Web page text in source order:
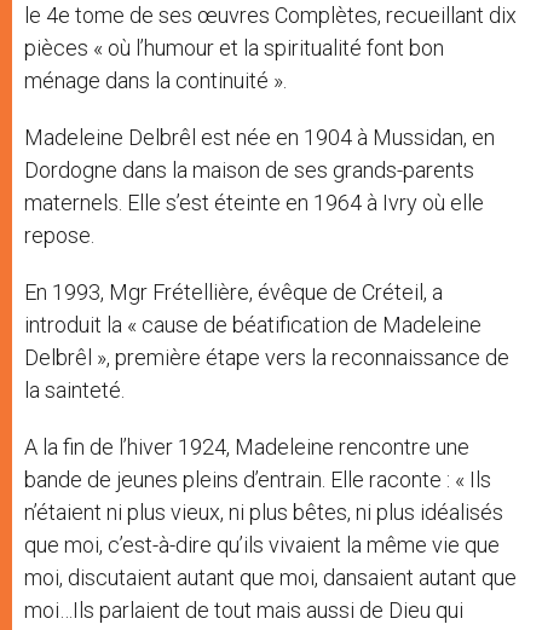
le 4e tome de ses œuvres Complètes, recueillant dix
pièces « où l’humour et la spiritualité font bon
ménage dans la continuité ».
Madeleine Delbrêl est née en 1904 à Mussidan, en
Dordogne dans la maison de ses grands-parents
maternels. Elle s’est éteinte en 1964 à Ivry où elle
repose.
En 1993, Mgr Frétellière, évêque de Créteil, a
introduit la « cause de béatification de Madeleine
Delbrêl », première étape vers la reconnaissance de
la sainteté.
A la fin de l’hiver 1924, Madeleine rencontre une
bande de jeunes pleins d’entrain. Elle raconte : « Ils
n’étaient ni plus vieux, ni plus bêtes, ni plus idéalisés
que moi, c’est-à-dire qu’ils vivaient la même vie que
moi, discutaient autant que moi, dansaient autant que
moi…Ils parlaient de tout mais aussi de Dieu qui